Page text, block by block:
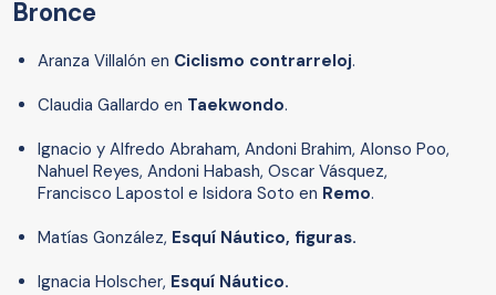
Bronce
Aranza Villalón en Ciclismo contrarreloj.
Claudia Gallardo en Taekwondo.
Ignacio y Alfredo Abraham, Andoni Brahim, Alonso Poo,
Nahuel Reyes, Andoni Habash, Oscar Vásquez,
Francisco Lapostol e Isidora Soto en Remo.
Matías González, Esquí Náutico, figuras.
Ignacia Holscher, Esquí Náutico.